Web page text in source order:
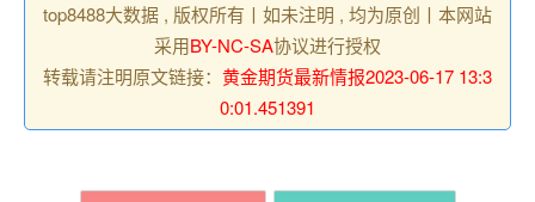
top8488大数据 , 版权所有丨如未注明 , 均为原创丨本网站
采用BY-NC-SA协议进行授权
转载请注明原文链接： 黄金期货最新情报2023-06-17 13:3
0:01.451391